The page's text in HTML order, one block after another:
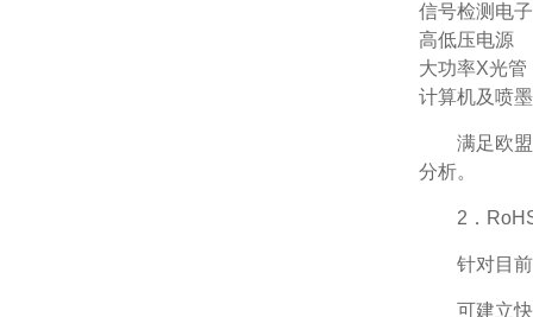
信号检测电
高低压电源
大功率X光管
计算机及喷
满足欧盟
分析。
2．
针对目
可建立